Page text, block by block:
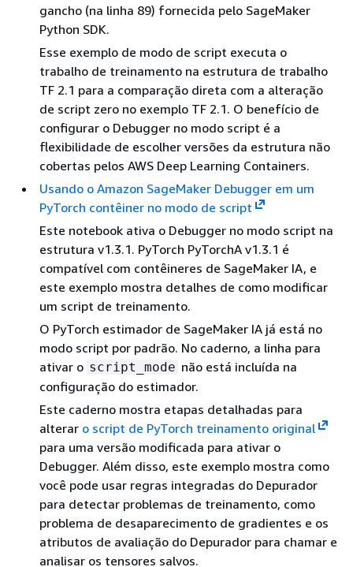
gancho (na linha 89) fornecida pelo SageMaker
Python SDK.
Esse exemplo de modo de script executa o
trabalho de treinamento na estrutura de trabalho
TF 2.1 para a comparação direta com a alteração
de script zero no exemplo TF 2.1. O benefício de
configurar o Debugger no modo script é a
flexibilidade de escolher versões da estrutura não
cobertas pelos AWS Deep Learning Containers.
Usando o Amazon SageMaker Debugger em um
PyTorch contêiner no modo de script
Este notebook ativa o Debugger no modo script na
estrutura v1.3.1. PyTorch PyTorchA v1.3.1 é
compatível com contêineres de SageMaker IA, e
este exemplo mostra detalhes de como modificar
um script de treinamento.
O PyTorch estimador de SageMaker IA já está no
modo script por padrão. No caderno, a linha para
ativar o script_mode não está incluída na
configuração do estimador.
Este caderno mostra etapas detalhadas para
alterar o script de PyTorch treinamento original
para uma versão modificada para ativar o
Debugger. Além disso, este exemplo mostra como
você pode usar regras integradas do Depurador
para detectar problemas de treinamento, como
problema de desaparecimento de gradientes e os
atributos de avaliação do Depurador para chamar e
analisar os tensores salvos.